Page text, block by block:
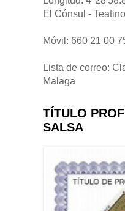
El Cónsul -
Móvil: 660 21 00
Lista de correo:
Malaga
TÍTULO
SALSA